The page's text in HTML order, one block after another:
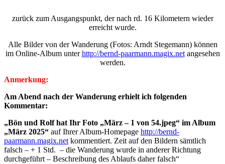
zurück zum Ausgangspunkt, der nach rd. 16 Kilometern wieder
erreicht wurde.
Alle Bilder von der Wanderung (Fotos: Arndt Stegemann) können
im Online-Album unterhttp://bernd-paarmann.magix.netangesehen
werden.
Anmerkung:
Am Abend nach der Wanderung erhielt ich folgenden
Kommentar:
„Bön und Rolf hat Ihr Foto „März – 1 von 54.jpeg“ im Album
„März 2025“ auf Ihrer Album-Homepage http://bernd-
paarmann.magix.net kommentiert. Zeit auf den Bildern sämtlich
falsch – + 1 Std. – die Wanderung wurde in anderer Richtung
durchgeführt – Beschreibung des Ablaufs daher falsch“